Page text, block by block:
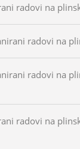
radovi na
radovi na
radovi na
radovi na